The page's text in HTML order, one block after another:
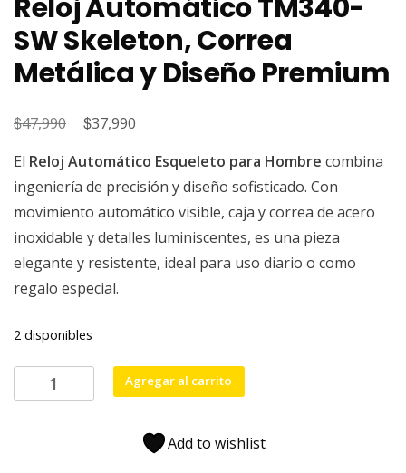
Reloj Automático TM340-
SW Skeleton, Correa
Metálica y Diseño Premium
$47,990
El
original
era:
$47,990.
$37,990
actual
es:
$37,990.
El Reloj Automático Esqueleto para Hombre combina
ingeniería de precisión y diseño sofisticado. Con
movimiento automático visible, caja y correa de acero
inoxidable y detalles luminiscentes, es una pieza
elegante y resistente, ideal para uso diario o como
regalo especial.
2 disponibles
Automático
Agregar al carrito
Add to wishlist